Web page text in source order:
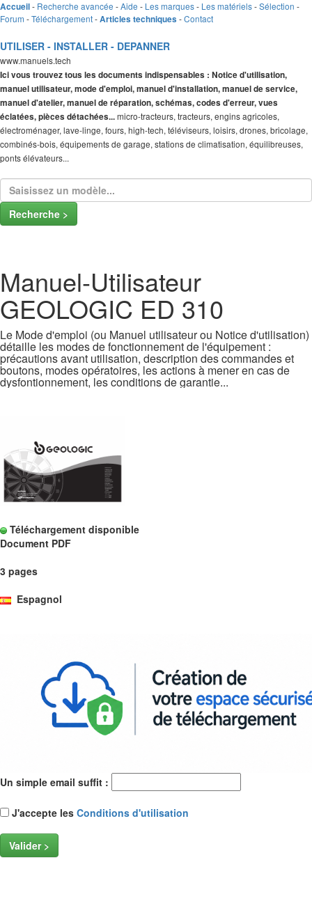
Accueil- Recherche avancée -Aide - Les marques- Les matériels-Sélection -
Forum -Téléchargement-Articles techniques -Contact
UTILISER - INSTALLER - DEPANNER
www.manuels.tech
Ici vous trouvez tous les documents indispensables : Notice d'utilisation,
manuel utilisateur, mode d'emploi, manuel d'installation, manuel de service,
manuel d'atelier, manuel de réparation, schémas, codes d'erreur, vues
éclatées, pièces détachées...micro-tracteurs, tracteurs, engins agricoles,
électroménager, lave-linge, fours, high-tech, téléviseurs, loisirs, drones, bricolage,
combinés-bois, équipements de garage, stations de climatisation, équilibreuses,
ponts élévateurs...
Recherche >
Manuel-Utilisateur
GEOLOGIC ED 310
Le Mode d'emploi (ou Manuel utilisateur ou Notice d'utilisation)
détaille les modes de fonctionnement de l'équipement :
précautions avant utilisation, description des commandes et
boutons, modes opératoires, les actions à mener en cas de
dysfontionnement, les conditions de garantie...
Téléchargement disponible
Document PDF
3 pages
Espagnol
Un simple email suffit :
J'accepte les Conditions d'utilisation
Valider >